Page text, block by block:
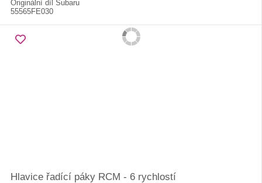
Originální díl Subaru
55565FE030
Hlavice řadící páky RCM - 6 rychlostí